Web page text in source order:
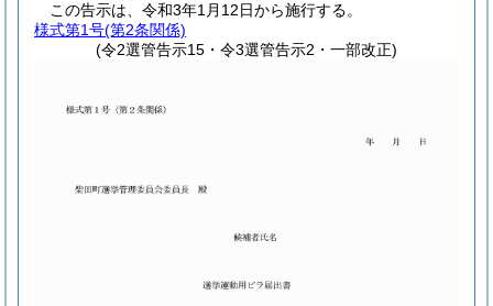
この告示は、令和3年1月12日から施行する。
様式第1号(第2条関係)
(令2選管告示15・令3選管告示2・一部改正)